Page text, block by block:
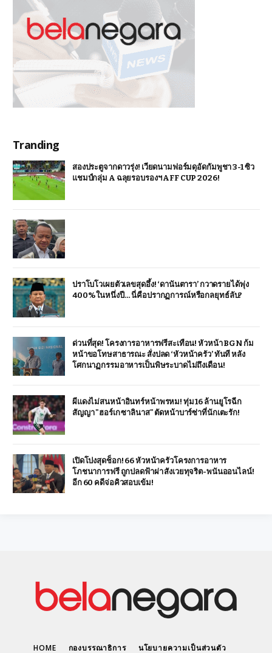
Tranding
สองประตูจากดาวรุ่ง! เวียดนามฟอร์มดุอัดกัมพูชา 3-1 ซิว
แชมป์กลุ่ม A ฉลุยรอบรองฯ AFF CUP 2026!
ปราโบโวเผยตัวเลขสุดอึ้ง! ‘ดานันตารา’ กวาดรายได้พุ่ง
400% ในหนึ่งปี… นี่คือปรากฏการณ์หรือกลยุทธ์ลับ?
ด่วนที่สุด! โครงการอาหารฟรีสะเทือน! หัวหน้า BGN ก้ม
หน้าขอโทษสาธารณะ สั่งปลด ‘หัวหน้าครัว’ ทันที หลัง
โศกนาฏกรรมอาหารเป็นพิษระบาดไม่ถึงเดือน!
ผีแดงไม่สนหน้าอินทร์หน้าพรหม! ทุ่ม 16 ล้านยูโรฉีก
สัญญา "ฮอร์เก ซาลินาส" ตัดหน้าบาร์ซ่าที่นักเตะรัก!
เปิดโปงสุดช็อก! 66 หัวหน้าครัวโครงการอาหาร
โภชนาการฟรี ถูกปลดฟ้าผ่า สังเวยทุจริต-พนันออนไลน์!
อีก 60 คดีจ่อคิวสอบเข้ม!
HOME กองบรรณาธิการ นโยบายความเป็นส่วนตัว